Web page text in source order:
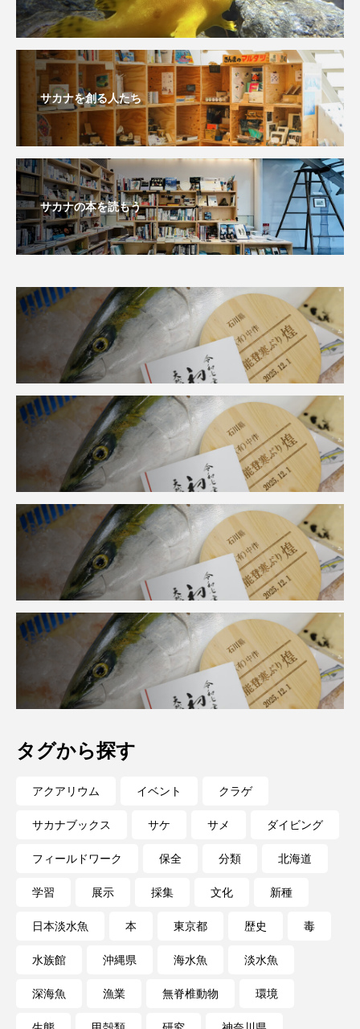
ハタハタ ハダカゾウクラゲ ハナゴンドウ
ハナシャコ ハナダイ ハナビラウオ
ハナミノカサゴ ハブクラゲ ハリヨ
バイオロギング バショウカジキ
バンドウイルカ ヒゲソリダイ ヒゲダイ
ヒドラ ヒメマス ヒラマサ ヒラメ
ビワマス ピラルクー フィールド
フエダイ フエフキダイ フグ フナ
ブックレビュー ブリ ブルーカーボン
プライドフィッシュ プランクトン
ヘラヤガラ ベタ ベニザケ ベラ
ホウネンエビ ホタテ
ホタルイカ ホッキガイ ホッケ
ホテイウオ ホネガイ ホホジロザメ
ホンモロコ ポットベリーシーホース
マアジ マイクロプラスチック マグロ
マス マダイ マダコ マダラ
マテガイ ミカヅキノエボシ
ミナミハタンポ
ミンククジラ ムチカラマツ ムツ
モンツキハギ ヤコウガイ ヤゴ
サカナを創る人たち
サカナの本を読もう
タグから探す
アクアリウム イベント クラゲ
サカナブックス サケ サメ ダイビング
フィールドワーク 保全 分類 北海道
学習 展示 採集 文化 新種
日本淡水魚 本 東京都 歴史 毒
水族館 沖縄県 海水魚 淡水魚
深海魚 漁業 無脊椎動物 環境